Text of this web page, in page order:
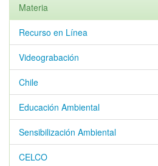
Materia
Recurso en Línea
Videograbación
Chile
Educación Ambiental
Sensibilización Ambiental
CELCO